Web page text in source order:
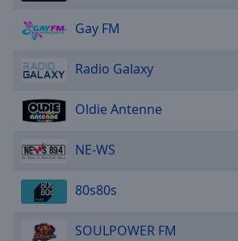
Gay FM
Radio Galaxy
Oldie Antenne
NE-WS
80s80s
SOULPOWER FM